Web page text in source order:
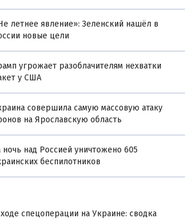
летнее явление»: Зеленский нашёл в
новые цели
угрожает разоблачителям нехватки
у США
совершила самую массовую атаку
на Ярославскую область
ночь над Россией уничтожено 605
беспилотников
спецоперации на Украине: сводка